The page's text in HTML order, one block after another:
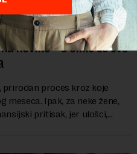
Srbiji: Veći porez
novine – s čime se sve
prirodan proces kroz koje
Ipak, za neke žene,
pritisak, jer ulošci,